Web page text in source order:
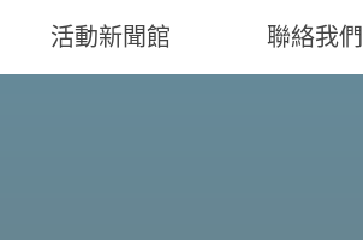
活動新聞館 聯絡我們